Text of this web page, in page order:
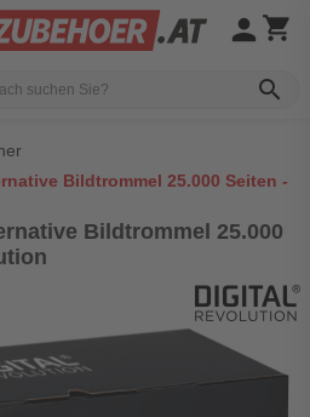
search
person shopping_cart
Bildtrommel 25.000 Seiten -
Bildtrommel 25.000